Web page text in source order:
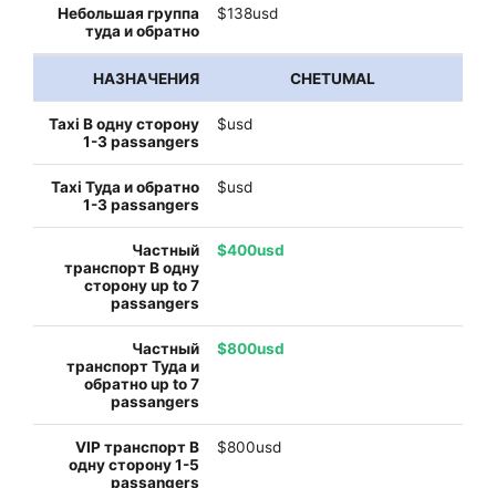
$138usd
CHETUMAL
$usd
$usd
$400usd
$800usd
$800usd